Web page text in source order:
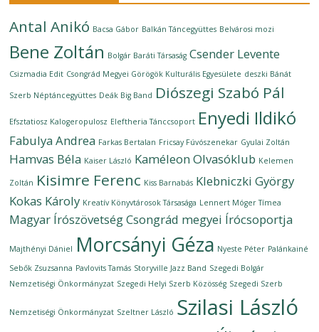
Antal Anikó Bacsa Gábor Balkán Táncegyüttes Belvárosi mozi
Bene Zoltán Bolgár Baráti Társaság Csender Levente
Csizmadia Edit Csongrád Megyei Görögök Kulturális Egyesülete deszki Bánát
Szerb Néptáncegyüttes Deák Big Band Diószegi Szabó Pál
Efsztatiosz Kalogeropulosz Eleftheria Tánccsoport Enyedi Ildikó
Fabulya Andrea Farkas Bertalan Fricsay Fúvószenekar Gyulai Zoltán
Hamvas Béla Kaiser László Kaméleon Olvasóklub Kelemen
Zoltán Kisimre Ferenc Kiss Barnabás Klebniczki György
Kokas Károly Kreatív Könyvtárosok Társasága Lennert Móger Tímea
Magyar Írószövetség Csongrád megyei Írócsoportja
Majthényi Dániel Morcsányi Géza Nyeste Péter Palánkainé
Sebők Zsuzsanna Pavlovits Tamás Storyville Jazz Band Szegedi Bolgár
Nemzetiségi Önkormányzat Szegedi Helyi Szerb Közösség Szegedi Szerb
Nemzetiségi Önkormányzat Szeltner László Szilasi László